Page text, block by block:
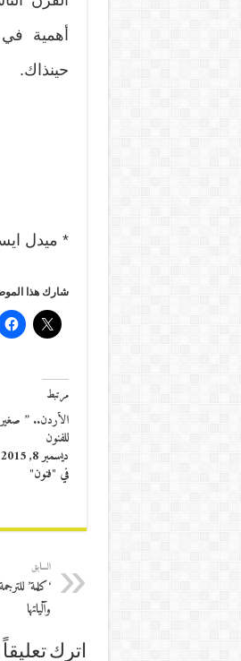
أهمية
حينذاك.
* ميدل
شارك هذا
مرتبط
للفنون
ديسمبر 8, 2015
في "فنون"
السابق
‘كلمة’
وآلياتها
اترك تعليقاً